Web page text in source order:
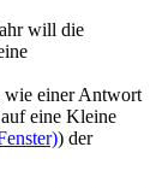
will die
wie einer Antwort
eine Kleine
) der